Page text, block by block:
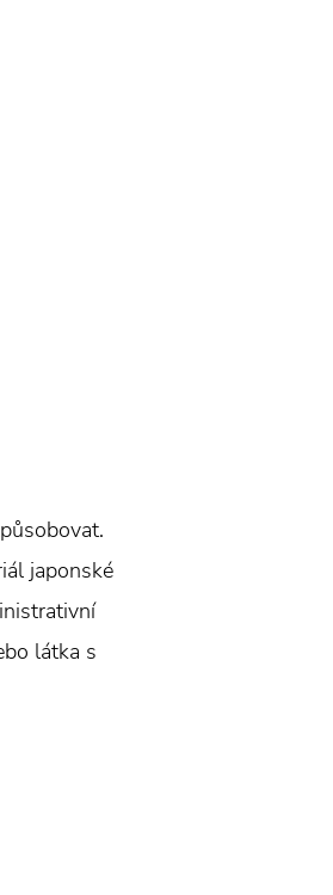
japonské
látka s